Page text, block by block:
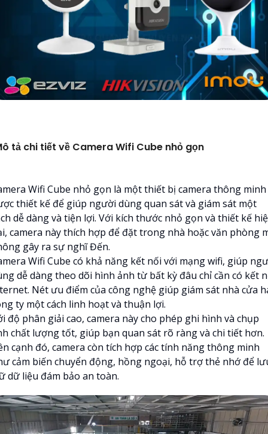
tả chi tiết về Camera Wifi Cube nhỏ gọn
Wifi Cube nhỏ gọn là một thiết bị camera thông minh
thiết kế để giúp người dùng quan sát và giám sát một
dễ dàng và tiện lợi. Với kích thước nhỏ gọn và thiết kế
camera này thích hợp để đặt trong nhà hoặc văn phòng
gây ra sự nghĩ Đến.
Wifi Cube có khả năng kết nối với mạng wifi, giúp
dễ dàng theo dõi hình ảnh từ bất kỳ đâu chỉ cần có kết
Nét ưu điểm của công nghệ giúp giám sát nhà cửa
ty một cách linh hoạt và thuận lợi.
độ phân giải cao, camera này cho phép ghi hình và chụp
chất lượng tốt, giúp bạn quan sát rõ ràng và chi tiết hơn.
cạnh đó, camera còn tích hợp các tính năng thông minh
cảm biến chuyển động, hồng ngoại, hỗ trợ thẻ nhớ để
dữ liệu đám bảo an toàn.